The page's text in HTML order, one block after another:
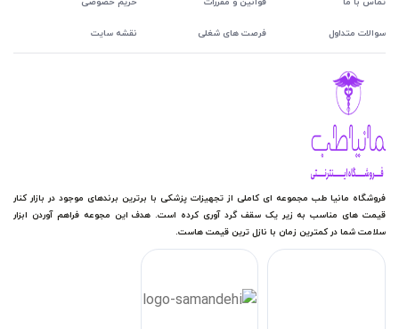
سوالات متداول فرصت های شغلی نقشه سایت
فروشگاه مانیا طب مجموعه ای کاملی از تجهیزات پزشکی با برترین برندهای موجود در بازار کنار
قیمت های مناسب به زیر یک سقف گرد آوری کرده است. هدف این مجوعه فراهم آوردن ابزار
سلامت شما در کمترین زمان با نازل ترین قیمت هاست.